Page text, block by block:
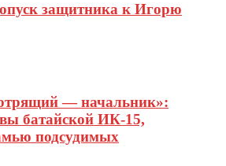
защитника к Игорю
— начальник»:
батайской ИК-15,
подсудимых